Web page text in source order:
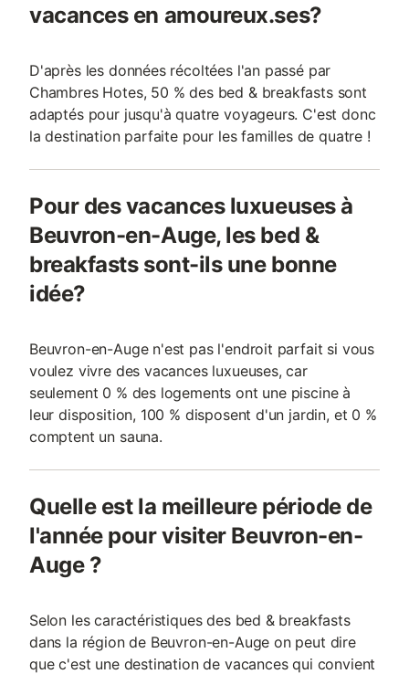
vacances en amoureux.ses?
D'après les données récoltées l'an passé par
Chambres Hotes, 50 % des bed & breakfasts sont
adaptés pour jusqu'à quatre voyageurs. C'est donc
la destination parfaite pour les familles de quatre !
Pour des vacances luxueuses à
Beuvron-en-Auge, les bed &
breakfasts sont-ils une bonne
idée?
Beuvron-en-Auge n'est pas l'endroit parfait si vous
voulez vivre des vacances luxueuses, car
seulement 0 % des logements ont une piscine à
leur disposition, 100 % disposent d'un jardin, et 0 %
comptent un sauna.
Quelle est la meilleure période de
l'année pour visiter Beuvron-en-
Auge ?
Selon les caractéristiques des bed & breakfasts
dans la région de Beuvron-en-Auge on peut dire
que c'est une destination de vacances qui convient